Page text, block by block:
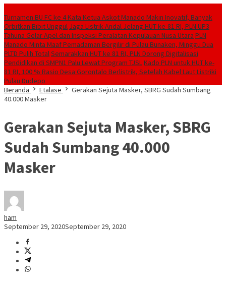
Turnamen BU FC ke 4 Kata Ketua Askot Manado Makin Inovatif, Banyak
Orbitkan Bibit Unggul Jaga Listrik Andal Jelang HUT ke-81 RI, PLN UP3
Tahuna Gelar Apel dan Inspeksi Peralatan Kepulauan Nusa Utara PLN
Manado Minta Maaf Pemadaman Bergilir di Pulau Bunaken, Minggu Dua
PLTD Pulih TotalSemarakkan HUT ke 81 RI, PLN Dorong Digitalisasi
Pendidikan di SMPN1 Palu Lewat Program TJSLKado PLN untuk HUT ke-
81 RI, 100 % Rasio Desa Gorontalo Berlistrik, Setelah Kabel Laut Listriki
Pulau Dudepo
Beranda
Etalase
Gerakan Sejuta Masker, SBRG Sudah Sumbang
40.000 Masker
Gerakan Sejuta Masker, SBRG
Sudah Sumbang 40.000
Masker
ham
September 29, 2020September 29, 2020